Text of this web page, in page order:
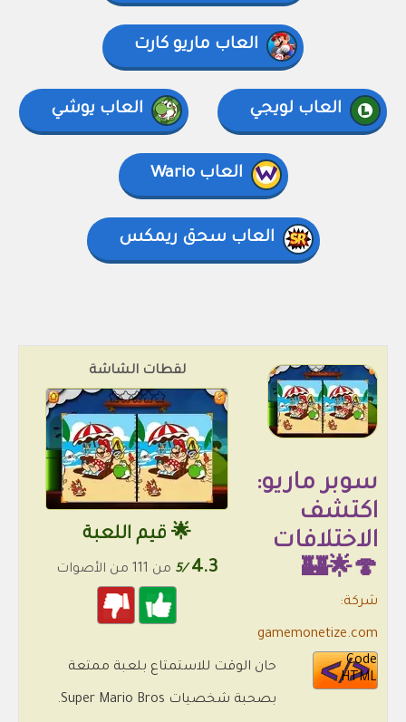
العاب ماريو كارت
العاب لويجي العاب يوشي
العاب Wario
العاب سحق ريمكس
لقطات الشاشة
🌟 قيم اللعبة
4.3
/5 من 111 من الأصوات
سوبر ماريو:
اكتشف
الاختلافات
🍄🌟🏰
شركة:
gamemonetize.com
Code
HTML
حان الوقت للاستمتاع بلعبة ممتعة
بصحبة شخصيات Super Mario Bros.